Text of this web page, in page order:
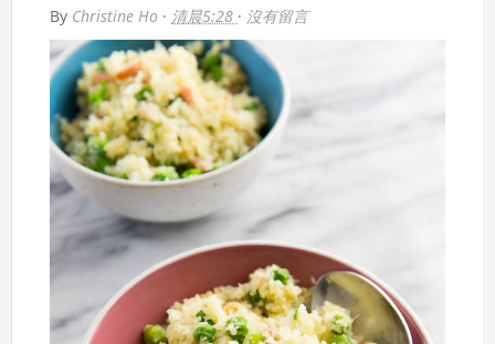
By Christine Ho · 清晨5:28 · 沒有留言